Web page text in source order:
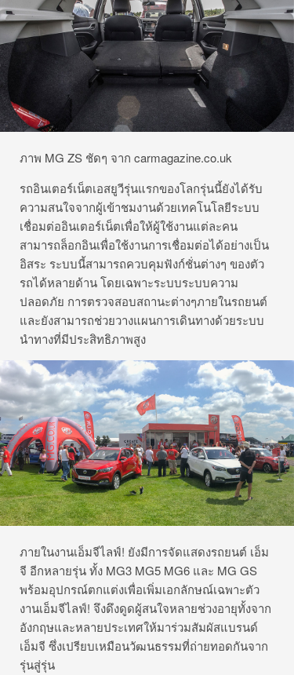
ภาพ MG ZS ชัดๆ จาก carmagazine.co.uk
รถอินเตอร์เน็ตเอสยูวีรุ่นแรกของโลกรุ่นนี้ยังได้รับ
ความสนใจจากผู้เข้าชมงานด้วยเทคโนโลยีระบบ
เชื่อมต่ออินเตอร์เน็ตเพื่อให้ผู้ใช้งานแต่ละคน
สามารถล็อกอินเพื่อใช้งานการเชื่อมต่อได้อย่างเป็น
อิสระ ระบบนี้สามารถควบคุมฟังก์ชั่นต่างๆ ของตัว
รถได้หลายด้านโดยเฉพาะระบบระบบความ
ปลอดภัย การตรวจสอบสถานะต่างๆภายในรถยนต์
และยังสามารถช่วยวางแผนการเดินทางด้วยระบบ
นำทางที่มีประสิทธิภาพสูง
ภายในงานเอ็มจีไลฟ์! ยังมีการจัดแสดงรถยนต์ เอ็ม
จี อีกหลายรุ่นทั้ง MG3 MG5 MG6 และ MG GS
พร้อมอุปกรณ์ตกแต่งเพื่อเพิ่มเอกลักษณ์เฉพาะตัว
งานเอ็มจีไลฟ์! จึงดึงดูดผู้สนใจหลายช่วงอายุทั้งจาก
อังกฤษและหลายประเทศให้มาร่วมสัมผัสแบรนด์
เอ็มจี ซึ่งเปรียบเหมือนวัฒนธรรมที่ถ่ายทอดกันจาก
รุ่นสู่รุ่น